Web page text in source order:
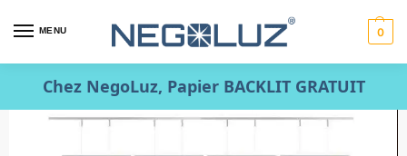
MENU 0
Chez NegoLuz, Papier BACKLIT GRATUIT